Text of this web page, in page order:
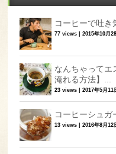
コーヒーで吐き
77 views |2015年10月
なんちゃって
淹れる方法】...
23 views |2017年5月11
コーヒーシュガ
13 views |2016年8月12